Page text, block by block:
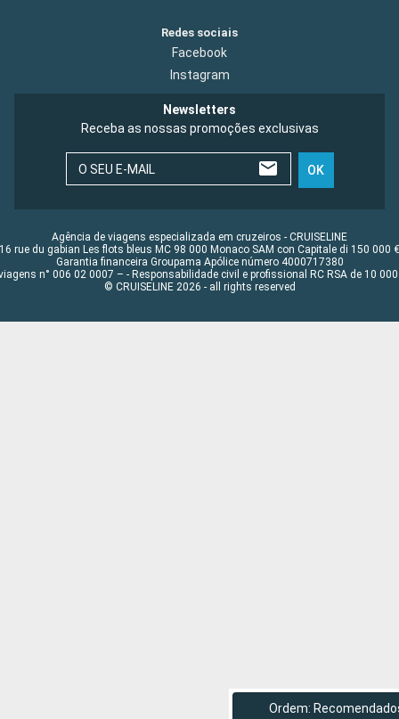
Ordem:
Redes sociais
Facebook
Instagram
Newsletters
Receba as nossas promoções exclusivas
O SEU E-MAIL OK
Agência de viagens especializada em cruzeiros - CRUISELINE
16 rue du gabian Les flots bleus MC 98 000 Monaco SAM con Capitale di 150 000 €
Garantia financeira Groupama Apólice número 4000717380
n° 006 02 0007 – - Responsabilidade civil e profissional RC RSA de 10 000
© CRUISELINE 2026 - all rights reserved